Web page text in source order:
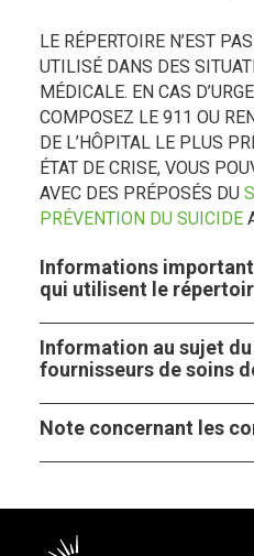
LE RÉPERTOIRE N’EST
UTILISÉ DANS DES
MÉDICALE. EN CAS
COMPOSEZ LE 911 OU
DE L’HÔPITAL LE PLUS
ÉTAT DE CRISE, VOUS
AVEC DES PRÉPOSÉS DU
PRÉVENTION DU SUICIDE
Informations
qui utilisent le
Information au sujet
fournisseurs de soins
Note concernant les